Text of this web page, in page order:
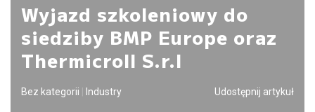
Wyjazd szkoleniowy do
siedziby BMP Europe oraz
Thermicroll S.r.l
Bez kategorii Industry Udostępnij artykuł